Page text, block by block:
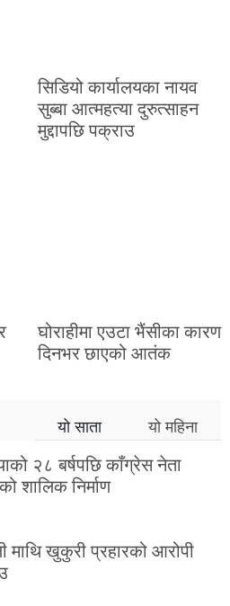
सिडियो कार्यालयका नायव
सुब्बा आत्महत्या दुरुत्साहन
मुद्दापछि पक्राउ
घोराहीमा एउटा भैंसीका कारण
दिनभर छाएको आतंक
यो साता यो महिना
२८ बर्षपछि काँग्रेस नेता
शालिक निर्माण
माथि खुकुरी प्रहारको आरोपी